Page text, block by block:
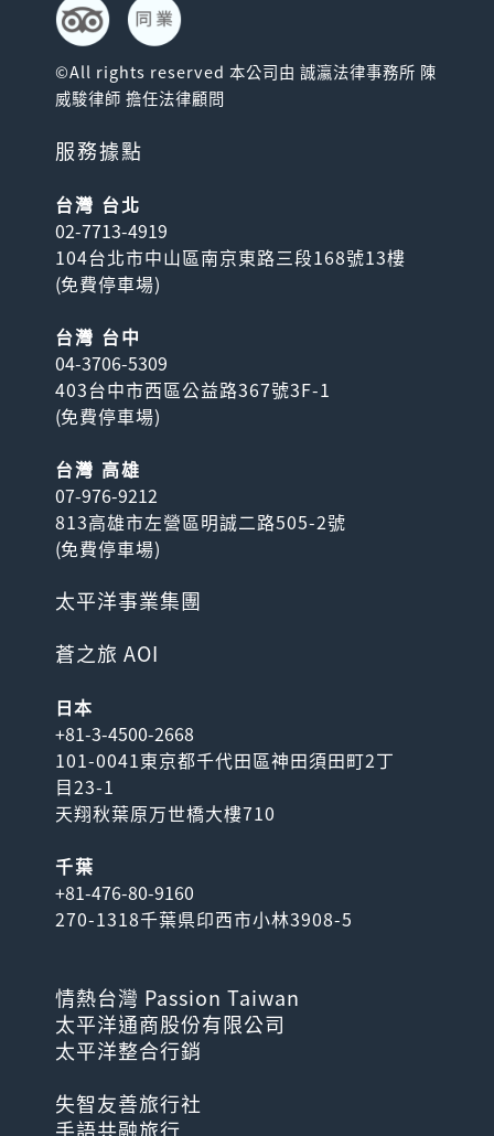
©All rights reserved 本公司由 誠瀛法律事務所 陳
威駿律師 擔任法律顧問
服務據點
台灣 台北
02-7713-4919
104台北市中山區南京東路三段168號13樓
(免費停車場)
台灣 台中
04-3706-5309
403台中市西區公益路367號3F-1
(免費停車場)
台灣 高雄
07-976-9212
813高雄市左營區明誠二路505-2號
(免費停車場)
太平洋事業集團
蒼之旅 AOI
日本
+81-3-4500-2668
101-0041東京都千代田區神田須田町2丁
目23-1
天翔秋葉原万世橋大樓710
千葉
+81-476-80-9160
270-1318千葉県印西市小林3908-5
情熱台灣 Passion Taiwan
太平洋通商股份有限公司
太平洋整合行銷
失智友善旅行社
手語共融旅行